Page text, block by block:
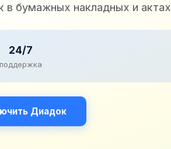
в бумажных накладных и актах
24/7
поддержка
Диадок